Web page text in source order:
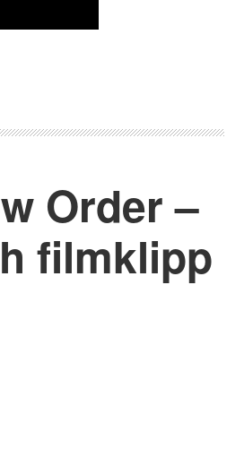
Order –
filmklipp